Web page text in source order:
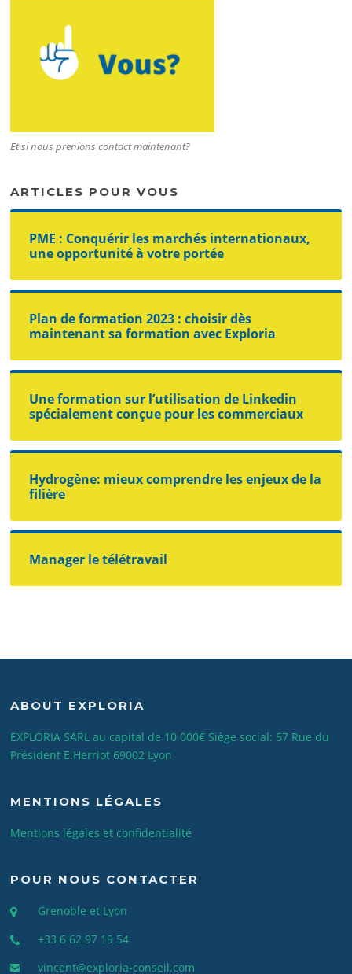
Et si nous prenions contact maintenant?
ARTICLES POUR VOUS
PME : Conquérir les marchés internationaux,
une opportunité à votre portée
Plan de formation 2023 : choisir dès
maintenant sa formation avec Exploria
Une formation sur l’utilisation de Linkedin
spécialement conçue pour les commerciaux
Hydrogène: mieux comprendre les enjeux de la
filière
Manager le télétravail
ABOUT EXPLORIA
EXPLORIA SARL au capital de 10 000€ Siège social: 57 Rue du
Président E.Herriot 69002 Lyon
MENTIONS LÉGALES
Mentions légales et confidentialité
POUR NOUS CONTACTER
Grenoble et Lyon
+33 6 62 97 19 54
vincent@exploria-conseil.com